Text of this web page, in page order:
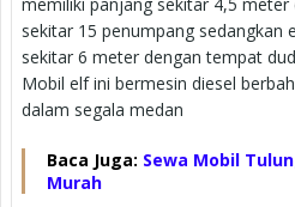
sekitar 15 penumpang sedangkan
sekitar 6 meter dengan tempat
Mobil elf ini bermesin diesel
dalam segala medan
Baca Juga: Sewa Mobil
Murah